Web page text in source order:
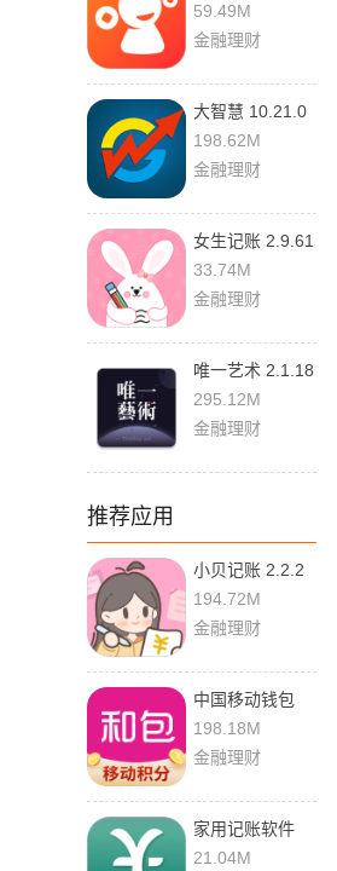
59.49M
金融理财
大智慧 10.21.0
最新版
198.62M
金融理财
女生记账 2.9.61
33.74M
金融理财
唯一艺术 2.1.18
安卓版
295.12M
金融理财
推荐应用
小贝记账 2.2.2
194.72M
金融理财
中国移动钱包
10.5.90 官方版
198.18M
金融理财
家用记账软件
39.0 手机版
21.04M